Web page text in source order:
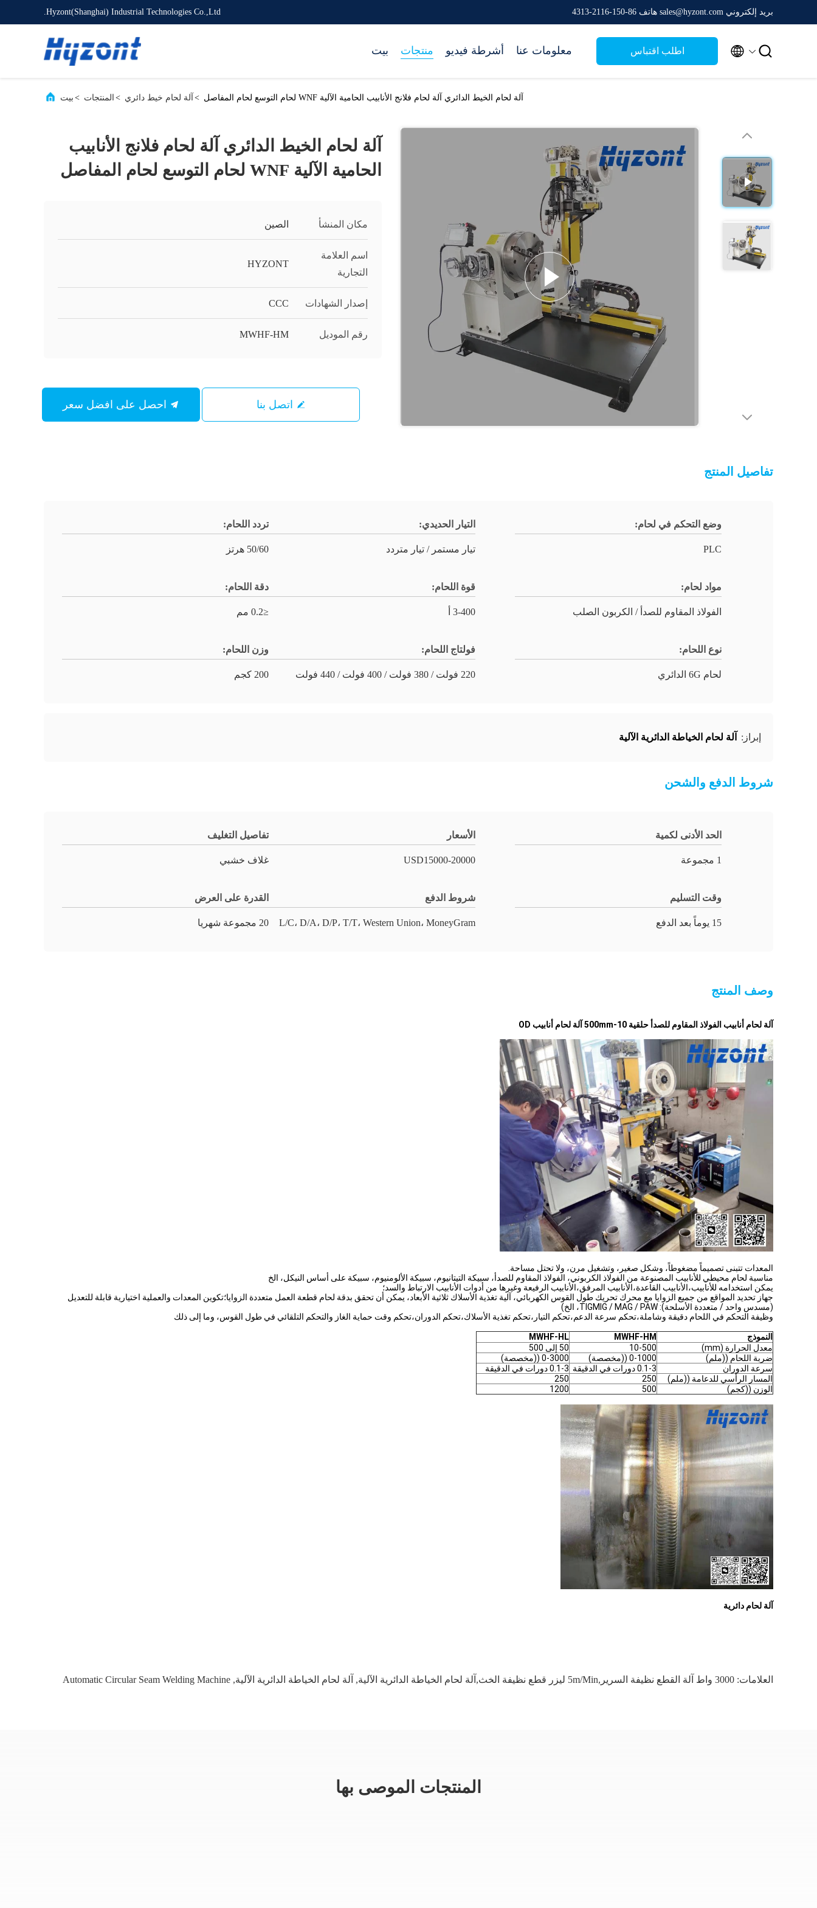
Hyzont(Shanghai) Industrial Technologies Co.,Ltd. بريد إلكتروني sales@hyzont.com هاتف 86-150-2116-4313
بيت منتجات أشرطة فيديو معلومات عنا اطلب اقتباس  
بيت > المنتجات > آلة لحام خيط دائري > آلة لحام الخيط الدائري آلة لحام فلانج الأنابيب الحامية الآلية WNF لحام التوسع لحام المفاصل
آلة لحام الخيط الدائري آلة لحام فلانج الأنابيب
الحامية الآلية WNF لحام التوسع لحام المفاصل
مكان المنشأ الصين
اسم العلامة
التجارية
HYZONT
إصدار الشهادات CCC
رقم الموديل MWHF-HM
اتصل بنا
تفاصيل المنتج
وضع التحكم في لحام:
PLC
التيار الحديدي:
تيار مستمر / تيار متردد
تردد اللحام:
50/60 هرتز
مواد لحام:
الفولاذ المقاوم للصدأ / الكربون الصلب
قوة اللحام:
3-400 أ
دقة اللحام:
≤0.2 مم
نوع اللحام:
لحام 6G الدائري
فولتاج اللحام:
220 فولت / 380 فولت / 400 فولت / 440 فولت
وزن اللحام:
200 كجم
إبراز: آلة لحام الخياطة الدائرية الآلية
شروط الدفع والشحن
الحد الأدنى لكمية
1 مجموعة
الأسعار
USD15000-20000
تفاصيل التغليف
غلاف خشبي
وقت التسليم
15 يوماً بعد الدفع
شروط الدفع
L/C، D/A، D/P، T/T، Western Union، MoneyGram
القدرة على العرض
20 مجموعة شهريا
وصف المنتج
آلة لحام أنابيب الفولاذ المقاوم للصدأ حلقية 10-500mm آلة لحام أنابيب OD
المعدات تتبنى تصميماً مضغوطاً، وشكل صغير، وتشغيل مرن، ولا تحتل مساحة.
مناسبة لحام محيطي للأنابيب المصنوعة من الفولاذ الكربوني، الفولاذ المقاوم للصدأ، سبيكة التيتانيوم، سبيكة الألومنيوم، سبيكة على أساس النيكل، الخ
يمكن استخدامه للأنابيب،الأنابيب القاعدة،الأنابيب المرفق،الأنابيب الرفيعة وغيرها من أدوات الأنابيب الارتباط والسد؛
جهاز تحديد المواقع من جميع الزوايا مع محرك تحريك طول القوس الكهربائي، آلية تغذية الأسلاك ثلاثية الأبعاد، يمكن أن تحقق بدقة لحام قطعة العمل متعددة الزوايا؛تكوين المعدات والعملية اختيارية قابلة للتعديل
(مسدس واحد / متعددة الأسلحة): TIGMIG / MAG / PAW، الخ)
وظيفة التحكم في اللحام دقيقة وشاملة،تحكم سرعة الدعم،تحكم التيار،تحكم تغذية الأسلاك،تحكم الدوران،تحكم وقت حماية الغاز والتحكم التلقائي في طول القوس، وما إلى ذلك
النموذج MWHF-HM
MWHF-HL
معدل الحرارة (mm)
10-500
50 إلى 500
ضربة اللحام ((ملم)
0-1000 ((مخصصة)
0-3000 ((مخصصة)
سرعة الدوران
0.1-3 دورات في الدقيقة
0.1-3 دورات في الدقيقة
المسار الرأسي للدعامة ((ملم)
250
250
الوزن ((كجم)
500
1200
آلة لحام دائرية
العلامات: 3000 واط آلة القطع نظيفة السرير,5m/min ليزر قطع نظيفة الخث,آلة لحام الخياطة الدائرية الآلية , آلة لحام الخياطة الدائرية الآلية,
Automatic Circular Seam Welding Machine
المنتجات الموصى بها